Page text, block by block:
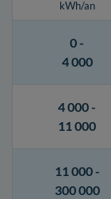
kWh/an
0 -
4 000
4 000 -
11 000
11 000 -
300 000